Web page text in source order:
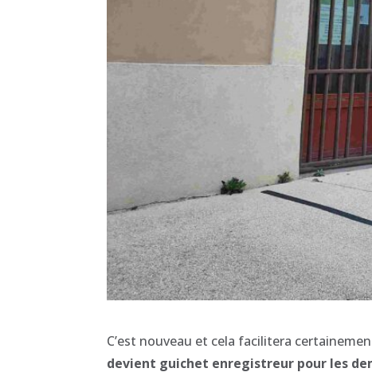
C’est nouveau et cela facilitera
devient guichet enregistreur pour les